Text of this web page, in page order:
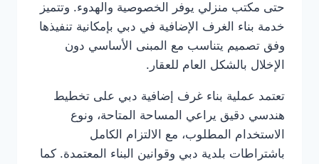
حتى مكتب منزلي يوفر الخصوصية والهدوء. وتتميز
خدمة بناء الغرف الإضافية في دبي بإمكانية تنفيذها
وفق تصميم يتناسب مع المبنى الأساسي دون
الإخلال بالشكل العام للعقار.
تعتمد عملية بناء غرف إضافية دبي على تخطيط
هندسي دقيق يراعي المساحة المتاحة، ونوع
الاستخدام المطلوب، مع الالتزام الكامل
باشتراطات بلدية دبي وقوانين البناء المعتمدة. كما